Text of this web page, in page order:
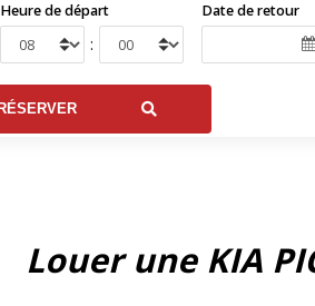
Heure de départ
:
Date de retour
Louer une KIA